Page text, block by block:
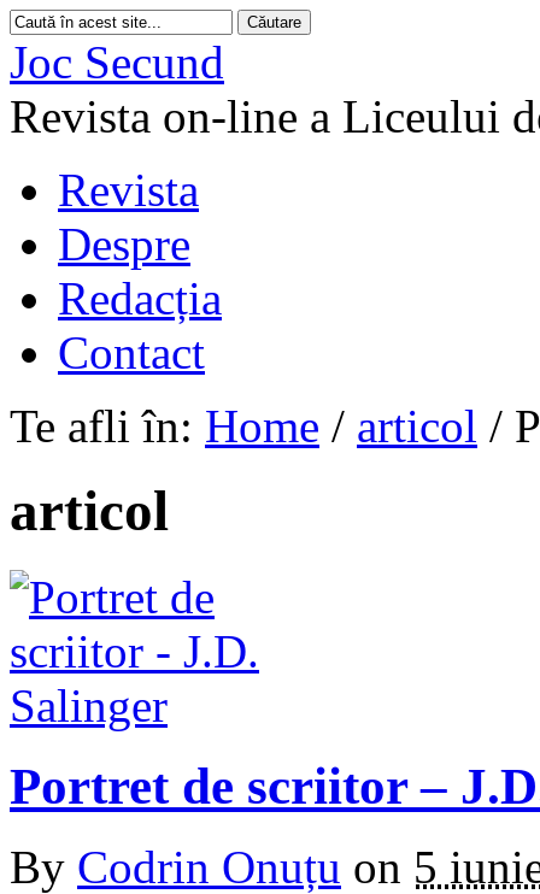
Joc Secund
Revista on-line a Liceului
Revista
Despre
Redacția
Contact
Te afli în: Home / articol /
articol
Portret de scriitor –
By Codrin Onuțu on 5